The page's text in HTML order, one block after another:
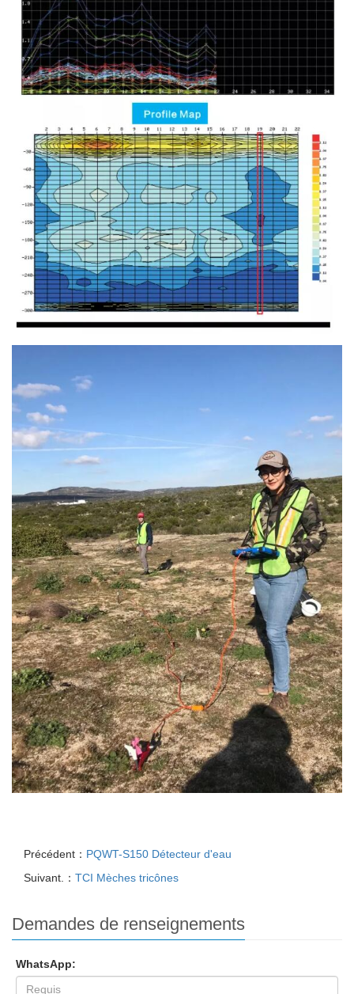
Précédent： PQWT-S150 Détecteur d'eau
Suivant.： TCI Mèches tricônes
Demandes de renseignements
WhatsApp: